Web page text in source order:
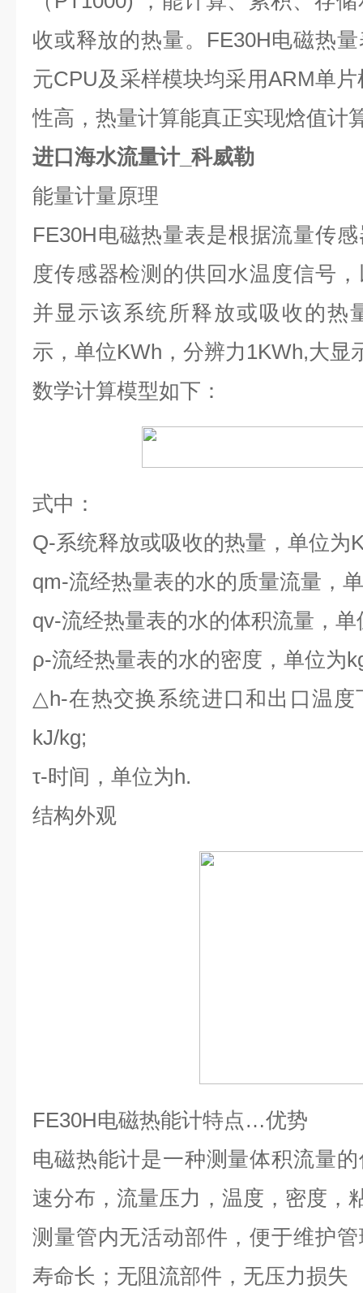
收或释放的热量。 FE30H电磁热
元CPU及采样模块均采用ARM单片
性高，热量计算能真正实现焓值计
进口海水流量计_科威勒
能量计量原理
FE30H电磁热量表是根据流量传
度传感器检测的供回水温度信号
并显示该系统所释放或吸收的热
示，单位KWh ，分辨力 1KWh,大显
数学计算模型如下：
式中：
Q-系统释放或吸收的热量，单位为
qm-流经热量表的水的质量流量，
qv-流经热量表的水的体积流量，单
ρ-流经热量表的水的密度，单位为
△h-在热交换系统进口和出口温
kJ/kg;
τ-时间，单位为h.
结构外观
FE30H电磁热能计特点…优势
电磁热能计是一种测量体积流量
速分布，流量压力，温度，密度，
测量管内无活动部件，便于维护
寿命长；无阻流部件，无压力损失